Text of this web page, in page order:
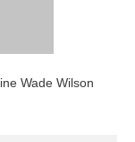
Wade Wilson